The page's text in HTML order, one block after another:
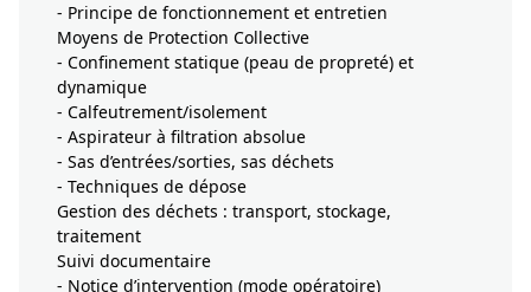
- Principe de fonctionnement et entretien
Moyens de Protection Collective
- Confinement statique (peau de propreté) et
dynamique
- Calfeutrement/isolement
- Aspirateur à filtration absolue
- Sas d’entrées/sorties, sas déchets
- Techniques de dépose
Gestion des déchets : transport, stockage,
traitement
Suivi documentaire
- Notice d’intervention (mode opératoire)